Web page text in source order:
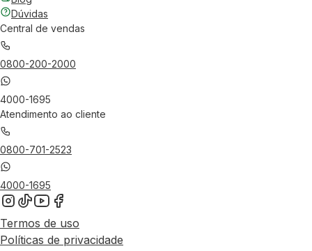
Dúvidas
Central de vendas
0800-200-2000
4000-1695
Atendimento ao cliente
0800-701-2523
4000-1695
Termos de uso
Políticas de privacidade